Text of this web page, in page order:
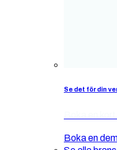
Se det för din
Boka en